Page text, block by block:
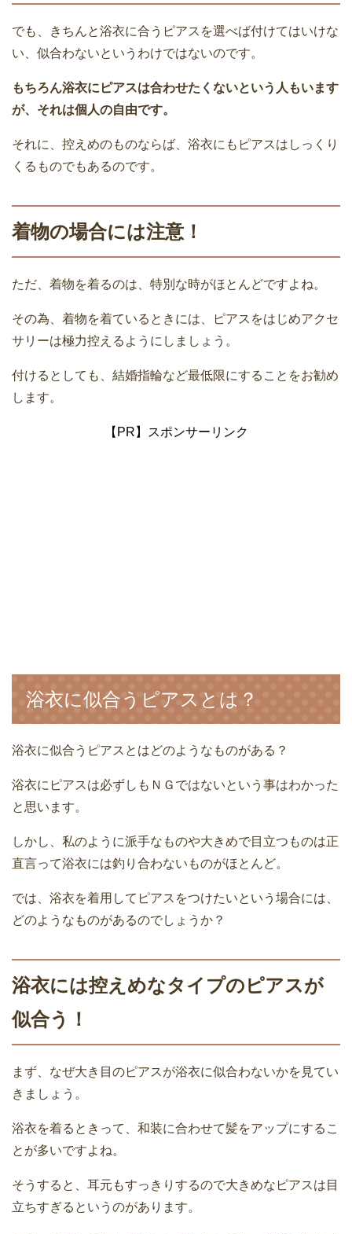
でも、きちんと浴衣に合うピアスを選べば付けてはいけな
い、似合わないというわけではないのです。
もちろん浴衣にピアスは合わせたくないという人もいます
が、それは個人の自由です。
それに、控えめのものならば、浴衣にもピアスはしっくり
くるものでもあるのです。
着物の場合には注意！
ただ、着物を着るのは、特別な時がほとんどですよね。
その為、着物を着ているときには、ピアスをはじめアクセ
サリーは極力控えるようにしましょう。
付けるとしても、結婚指輪など最低限にすることをお勧め
します。
【PR】スポンサーリンク
浴衣に似合うピアスとは？
浴衣に似合うピアスとはどのようなものがある？
浴衣にピアスは必ずしもＮＧではないという事はわかった
と思います。
しかし、私のように派手なものや大きめで目立つものは正
直言って浴衣には釣り合わないものがほとんど。
では、浴衣を着用してピアスをつけたいという場合には、
どのようなものがあるのでしょうか？
浴衣には控えめなタイプのピアスが
似合う！
まず、なぜ大き目のピアスが浴衣に似合わないかを見てい
きましょう。
浴衣を着るときって、和装に合わせて髪をアップにするこ
とが多いですよね。
そうすると、耳元もすっきりするので大きめなピアスは目
立ちすぎるというのがあります。